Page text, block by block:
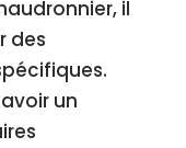
il
des
un